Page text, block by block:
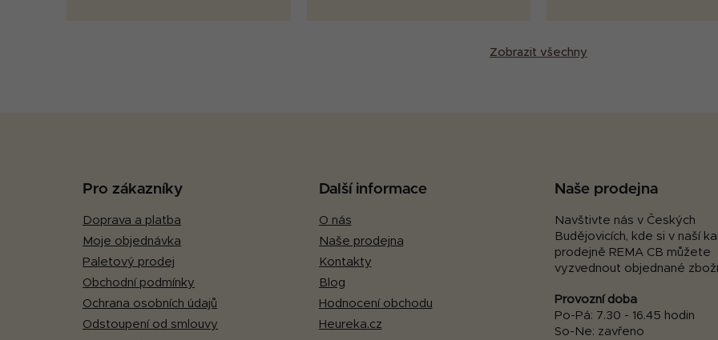
Zobrazit všechny
Pro zákazníky
Doprava a platba
Moje objednávka
Paletový prodej
Obchodní podmínky
Ochrana osobních údajů
Odstoupení od smlouvy
Další informace
O nás
Naše prodejna
Kontakty
Blog
Hodnocení obchodu
Heureka.cz
Naše prodejna
Navštivte nás v Českých
Budějovicích, kde si v naší
prodejně REMA CB můžete
vyzvednout objednané
Provozní doba
Po-Pá: 7.30 - 16.45 hodin
So-Ne: zavřeno